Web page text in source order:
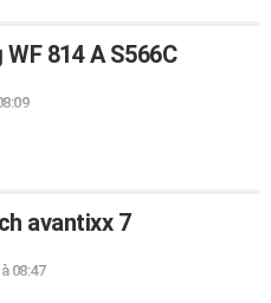
814 A S566C
avantixx 7
08:47